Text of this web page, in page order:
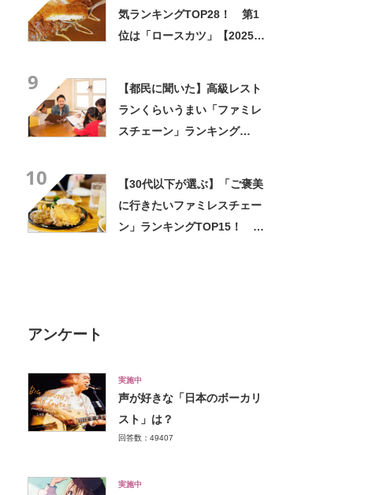
気ランキングTOP28！ 第1
位は「ロースカツ」【2025年
9
【都民に聞いた】高級レスト
ランくらいうまい「ファミレ
スチェーン」ランキング
10
【30代以下が選ぶ】「ご褒美
に行きたいファミレスチェー
ン」ランキングTOP15！ 第
アンケート
実施中
声が好きな「日本のボーカリ
スト」は？
回答数：49407
実施中